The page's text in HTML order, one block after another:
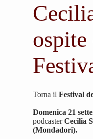
ospite
Torna ilFestival
Domenica 21
podcasterCecilia
(Mondadori).